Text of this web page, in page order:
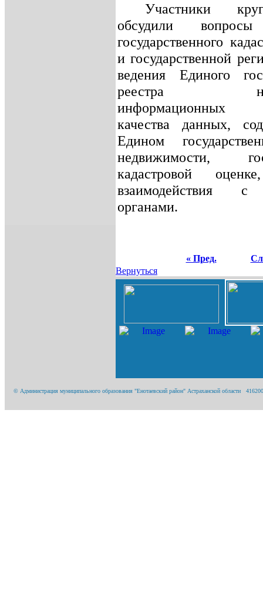
Участники
обсудили
государственного
и государственной
ведения Единого
реестра
информационных
качества данных,
Едином
недвижимости,
кадастровой
взаимодействия с
органами.
« Пред.
Вернуться
© Администрация муниципального образования "Енотаевский район" Астраханской области